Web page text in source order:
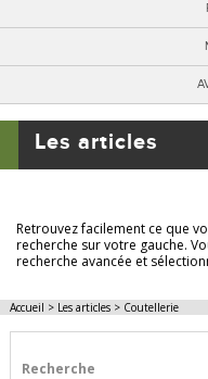
Les articles
Retrouvez facilement ce que
recherche sur votre gauche.
recherche avancée et
Accueil > Les articles> Coutellerie
Recherche